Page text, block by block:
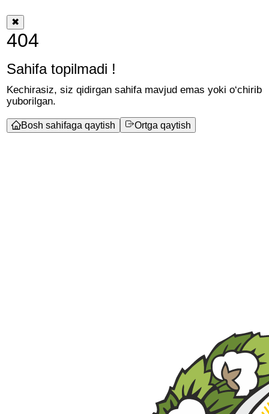
✖
404
Sahifa topilmadi !
Kechirasiz, siz qidirgan sahifa mavjud emas yoki o‘chirib
yuborilgan.
Bosh sahifaga qaytish Ortga qaytish